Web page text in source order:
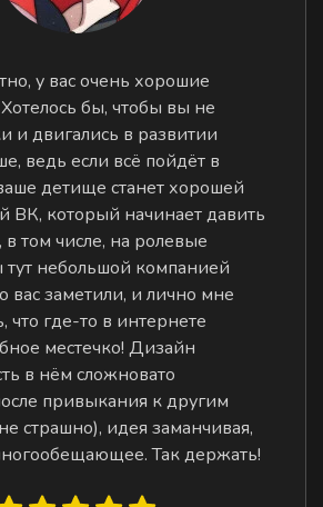
у вас очень хорошие
бы, чтобы вы не
и двигались в развитии
ведь если всё пойдёт в
детище станет хорошей
ВК, который начинает давить
том числе, на ролевые
небольшой компанией
вас заметили, и лично мне
что где-то в интернете
местечко! Дизайн
в нём сложновато
привыкания к другим
страшно), идея заманчивая,
Так держать!